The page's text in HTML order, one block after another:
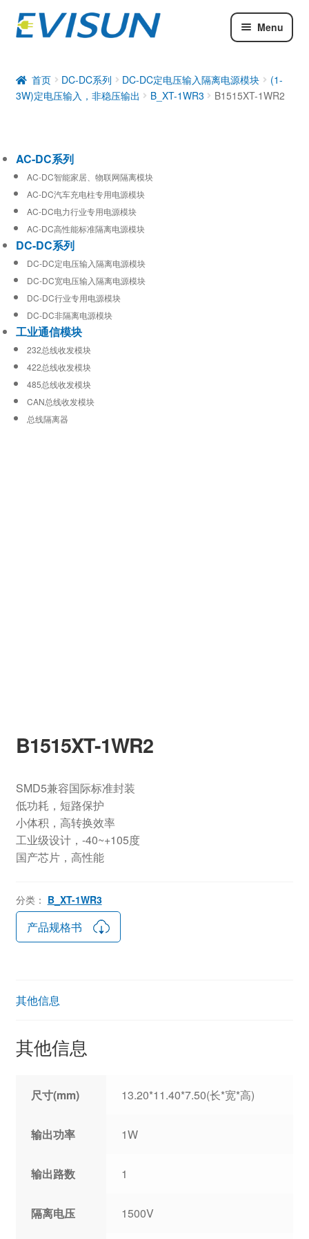
Menu
DC-DC系列
工业通信模块
首页 DC-DC系列 DC-DC定电压输入隔离电源模块
(1-
3W)定电压输入，非稳压输出
B_XT-1WR3 B1515XT-1WR2
B1515XT-1WR2
SMD5兼容国际标准封装
低功耗，短路保护
小体积，高转换效率
工业级设计，-40~+105度
国产芯片，高性能
分类： B_XT-1WR3
产品规格书
其他信息
其他信息
尺寸(mm) 13.20*11.40*7.50(长*宽*高)
输出功率 1W
输出路数 1
隔离电压 1500V
AC-DC系列
AC-DC智能家居、物联网隔离模块
AC-DC汽车充电柱专用电源模块
AC-DC电力行业专用电源模块
AC-DC高性能标准隔离电源模块
DC-DC系列
DC-DC定电压输入隔离电源模块
DC-DC宽电压输入隔离电源模块
DC-DC行业专用电源模块
DC-DC非隔离电源模块
工业通信模块
232总线收发模块
422总线收发模块
485总线收发模块
CAN总线收发模块
总线隔离器